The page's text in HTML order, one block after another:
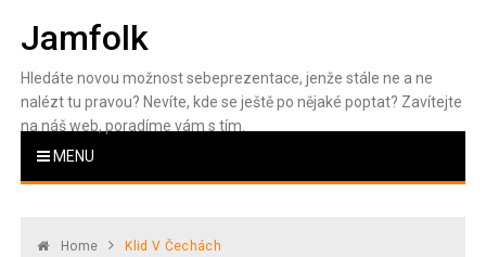
Jamfolk
Hledáte novou možnost sebeprezentace, jenže stále ne a ne
nalézt tu pravou? Nevíte, kde se ještě po nějaké poptat? Zavítejte
na náš web, poradíme vám s tím.
MENU
Home Klid V Čechách